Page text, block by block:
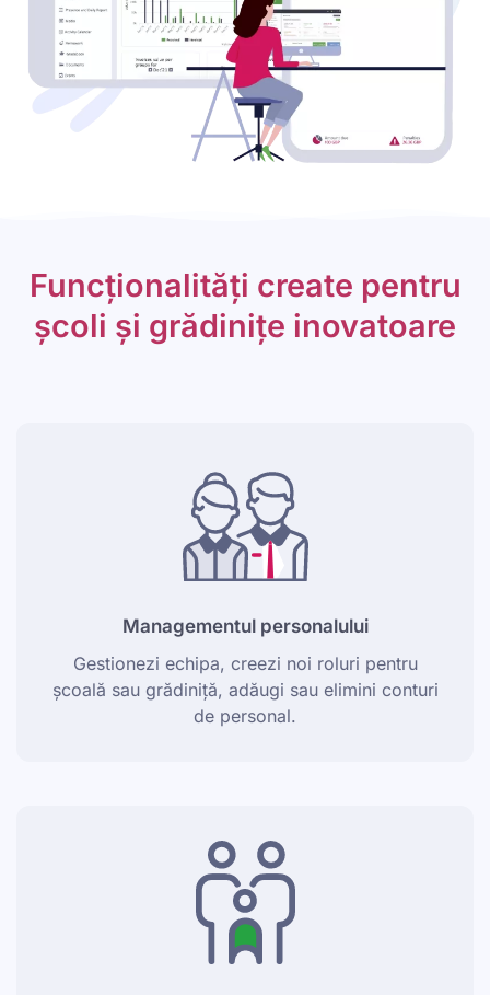
Funcționalități create pentru
școli și grădinițe inovatoare
Managementul personalului
Gestionezi echipa, creezi noi roluri pentru
școală sau grădiniță, adăugi sau elimini conturi
de personal.